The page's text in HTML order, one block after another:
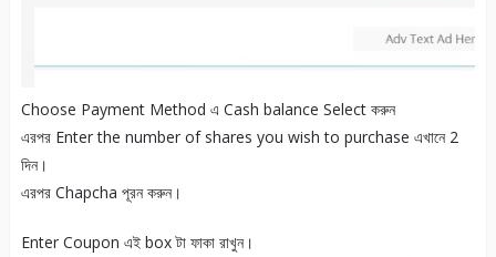
Choose Payment Method এ Cash balance Select করুন
এরপর Enter the number of shares you wish to purchase এখানে 2
দিন।
এরপর Chapcha পূরন করুন।
Enter Coupon এই box টা ফাকা রাখুন।